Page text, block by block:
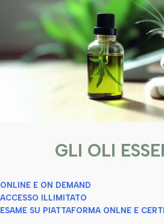
GLI OLI
ONLINE E ON DEMAND
ACCESSO ILLIMITATO
ESAME SU PIATTAFORMA ONLNE E